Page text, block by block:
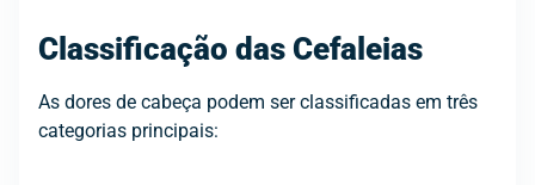
Classificação das Cefaleias
As dores de cabeça podem ser classificadas em três
categorias principais: